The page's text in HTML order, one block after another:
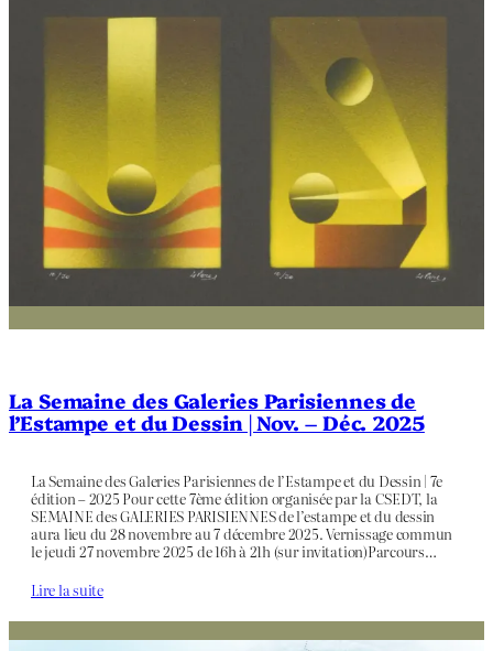
La Semaine des Galeries Parisiennes de
l’Estampe et du Dessin | Nov. – Déc. 2025
La Semaine des Galeries Parisiennes de l’Estampe et du Dessin | 7e
édition – 2025 Pour cette 7ème édition organisée par la CSEDT, la
SEMAINE des GALERIES PARISIENNES de l’estampe et du dessin
aura lieu du 28 novembre au 7 décembre 2025. Vernissage commun
le jeudi 27 novembre 2025 de 16h à 21h (sur invitation)Parcours…
Lire la suite